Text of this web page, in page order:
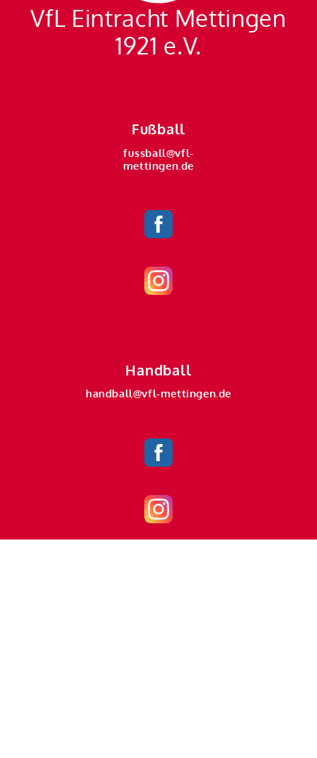
VfL Eintracht Mettingen
1921 e.V.
Fußball
fussball@vfl-
mettingen.de
Handball
handball@vfl-mettingen.de